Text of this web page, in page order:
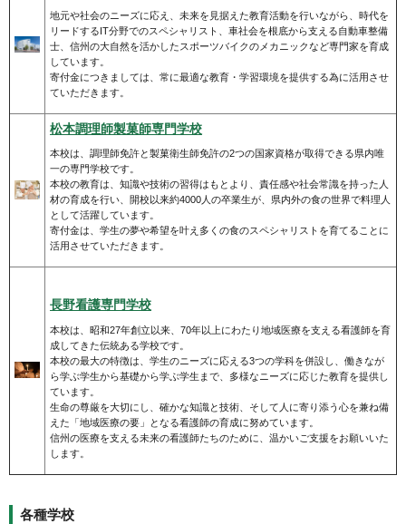
地元や社会のニーズに応え、未来を見据えた教育活動を行いながら、時代を
リードするIT分野でのスペシャリスト、車社会を根底から支える自動車整備
士、信州の大自然を活かしたスポーツバイクのメカニックなど専門家を育成
しています。
寄付金につきましては、常に最適な教育・学習環境を提供する為に活用させ
ていただきます。
松本調理師製菓師専門学校
本校は、調理師免許と製菓衛生師免許の2つの国家資格が取得できる県内唯
一の専門学校です。
本校の教育は、知識や技術の習得はもとより、責任感や社会常識を持った人
材の育成を行い、開校以来約4000人の卒業生が、県内外の食の世界で料理人
として活躍しています。
寄付金は、学生の夢や希望を叶え多くの食のスペシャリストを育てることに
活用させていただきます。
長野看護専門学校
本校は、昭和27年創立以来、70年以上にわたり地域医療を支える看護師を育
成してきた伝統ある学校です。
本校の最大の特徴は、学生のニーズに応える3つの学科を併設し、働きなが
ら学ぶ学生から基礎から学ぶ学生まで、多様なニーズに応じた教育を提供し
ています。
生命の尊厳を大切にし、確かな知識と技術、そして人に寄り添う心を兼ね備
えた「地域医療の要」となる看護師の育成に努めています。
信州の医療を支える未来の看護師たちのために、温かいご支援をお願いいた
します。
各種学校